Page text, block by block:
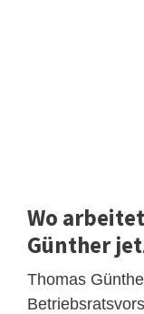
Wo
Günther
Thomas